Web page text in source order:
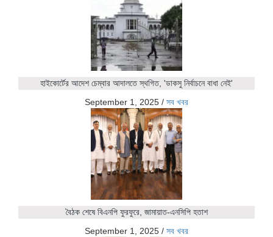
হাইকোর্টের আদেশ চেম্বার আদালতে স্থগিত, 'ডাকসু নির্বাচনে বাধা নেই'
September 1, 2025 / সব খবর
বৈঠক শেষে বিএনপি ফুরফুরে, জামায়াত-এনসিপি হতাশ
September 1, 2025 / সব খবর